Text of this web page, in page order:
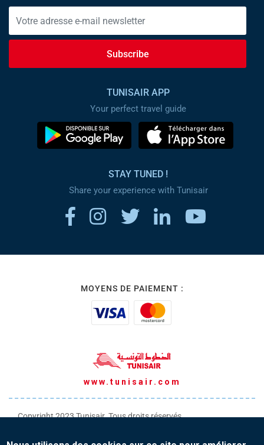
Subscribe
TUNISAIR APP
Your perfect travel guide
STAY TUNED !
Share your experience with Tunisair
MOYENS DE PAIEMENT :
www.tunisair.com
Copyright 2023 Tunisair. Tous droits réservés